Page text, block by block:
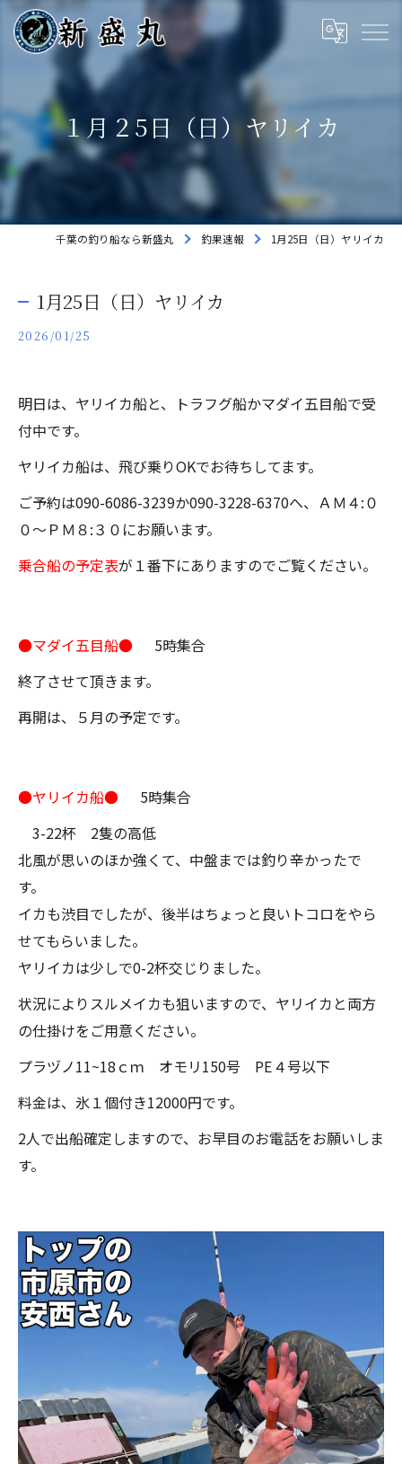
１月２5日（日）ヤリイカ
千葉の釣り船なら新盛丸 釣果速報 1月25日（日）ヤリイカ
1月25日（日）ヤリイカ
2026/01/25
明日は、ヤリイカ船と、トラフグ船かマダイ五目船で受
付中です。
ヤリイカ船は、飛び乗りOKでお待ちしてます。
ご予約は090-6086-3239か090-3228-6370へ、ＡＭ４:０
０～ＰＭ８:３０にお願います。
乗合船の予定表が１番下にありますのでご覧ください。
●マダイ五目船● 5時集合
終了させて頂きます。
再開は、５月の予定です。
●ヤリイカ船●
5時集合
3-22杯 2隻の高低
北風が思いのほか強くて、中盤までは釣り辛かったで
す。
イカも渋目でしたが、後半はちょっと良いトコロをやら
せてもらいました。
ヤリイカは少しで0-2杯交じりました。
状況によりスルメイカも狙いますので、ヤリイカと両方
の仕掛けをご用意ください。
プラヅノ11~18ｃｍ オモリ150号 PE４号以下
料金は、氷１個付き12000円です。
2人で出船確定しますので、お早目のお電話をお願いしま
す。